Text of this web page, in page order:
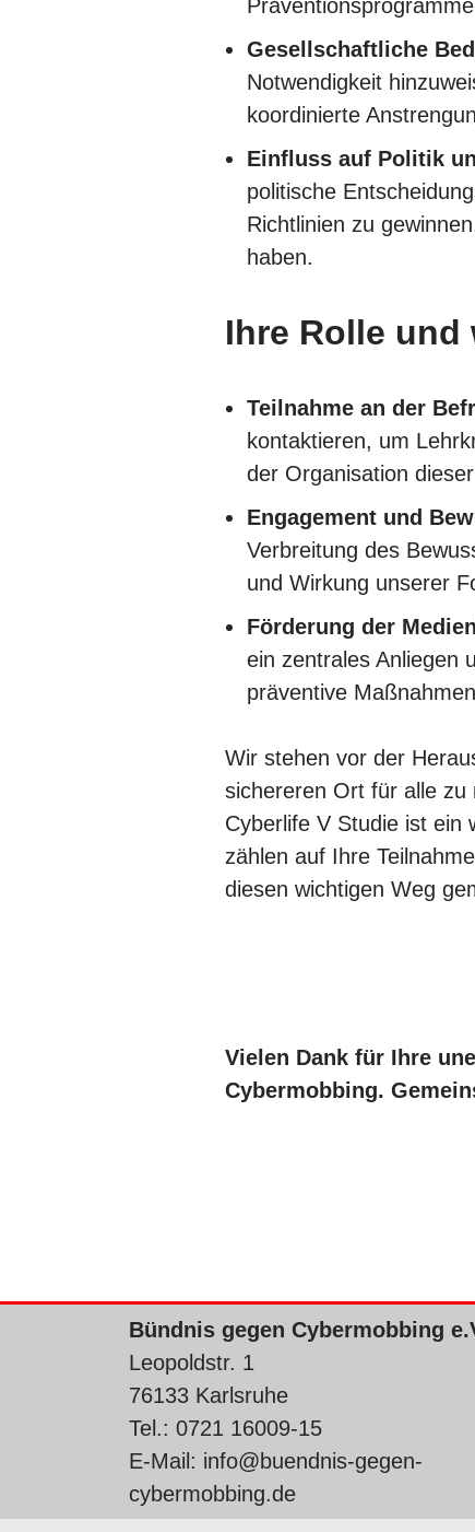
Gesellschaftliche
Notwendigkeit
koordinierte
Einfluss auf Politik
politische
Richtlinien zu
haben.
Ihre Rolle und
Teilnahme an der
kontaktieren, um
der Organisation
Engagement und
Verbreitung des
und Wirkung unserer
Förderung der
ein zentrales Anliegen
präventive
Wir stehen vor der
sichereren Ort für alle zu
Cyberlife V Studie ist ein
zählen auf Ihre
diesen wichtigen Weg
Vielen Dank für Ihre
Cybermobbing.
Bündnis gegen Cybermobbing
Leopoldstr. 1
76133 Karlsruhe
Tel.: 0721 16009-15
E-Mail: info@buendnis-gegen-
cybermobbing.de